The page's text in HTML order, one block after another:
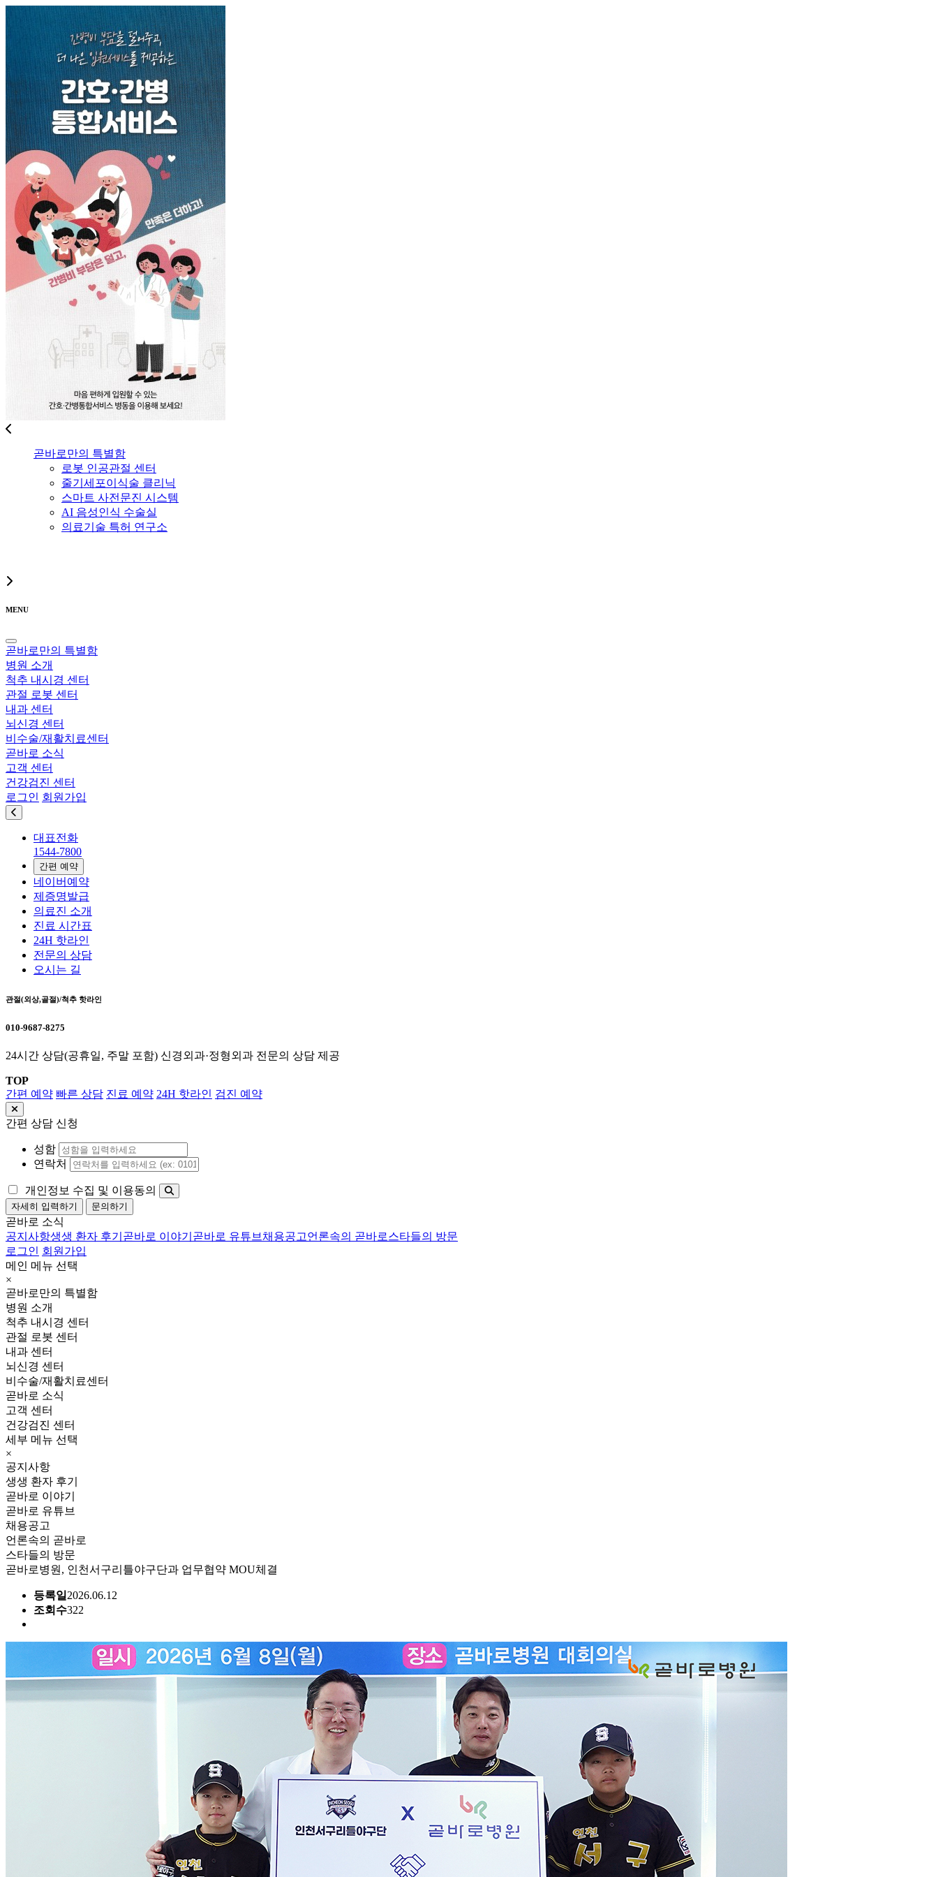
곧바로만의 특별함
로봇 인공관절 센터
줄기세포이식술 클리닉
스마트 사전문진 시스템
AI 음성인식 수술실
의료기술 특허 연구소
MENU
곧바로만의 특별함
병원 소개
척추 내시경 센터
관절 로봇 센터
내과 센터
뇌신경 센터
비수술/재활치료센터
곧바로 소식
고객 센터
건강검진 센터
로그인 회원가입
대표전화
1544-7800
간편 예약
네이버예약
제증명발급
의료진 소개
진료 시간표
24H 핫라인
전문의 상담
오시는 길
관절(외상,골절)/척추 핫라인
010-9687-8275
24시간 상담(공휴일, 주말 포함) 신경외과·정형외과 전문의 상담 제공
TOP
간편 예약 빠른 상담 진료 예약 24H 핫라인 검진 예약
간편 상담 신청
성함
연락처
개인정보 수집 및 이용동의
자세히 입력하기 문의하기
곧바로 소식
공지사항생생 환자 후기 곧바로 이야기 곧바로 유튜브 채용공고언론속의 곧바로스타들의 방문
로그인 회원가입
메인 메뉴 선택
×
곧바로만의 특별함
병원 소개
척추 내시경 센터
관절 로봇 센터
내과 센터
뇌신경 센터
비수술/재활치료센터
곧바로 소식
고객 센터
건강검진 센터
세부 메뉴 선택
×
공지사항
생생 환자 후기
곧바로 이야기
곧바로 유튜브
채용공고
언론속의 곧바로
스타들의 방문
곧바로병원, 인천서구리틀야구단과 업무협약 MOU체결
등록일 2026.06.12
조회수322